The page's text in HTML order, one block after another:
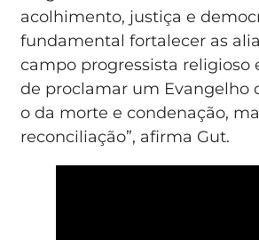
acolhimento, justiça e
fundamental fortalecer as
campo progressista religioso
de proclamar um Evangelho
o da morte e condenação,
reconciliação”, afirma Gut.